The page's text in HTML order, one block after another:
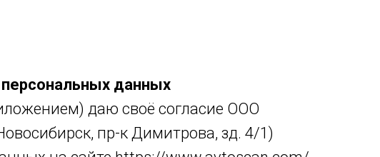
данных
даю своё согласие ООО
пр-к Димитрова, зд. 4/1)